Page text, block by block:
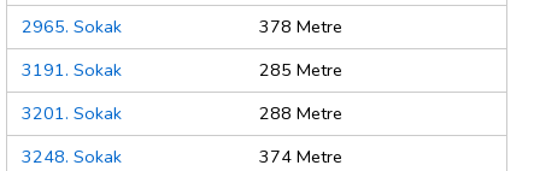
2965. Sokak
378 Metre
3191. Sokak
285 Metre
3201. Sokak
288 Metre
3248. Sokak
374 Metre